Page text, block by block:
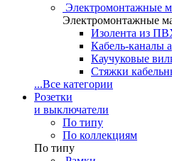
Электромонтажные
Электромонтажные
Изолента из
Кабель-каналы
Каучуковые
Стяжки
...Все категории
Розетки
и выключатели
По типу
По коллекциям
По типу